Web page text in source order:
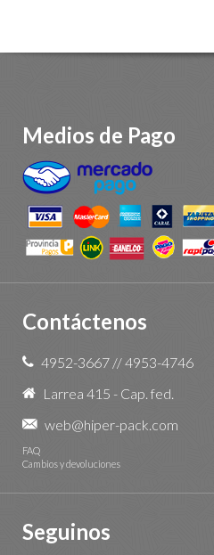
Medios de Pago
Contáctenos
4952-3667 //4953-4746
Larrea 415 - Cap. fed.
web@hiper-pack.com
FAQ
Cambios y devoluciones
Seguinos